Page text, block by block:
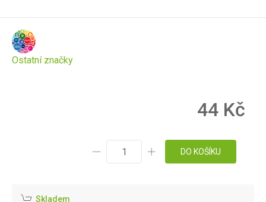
Ostatní značky
44 Kč
DO KOŠÍKU
Skladem